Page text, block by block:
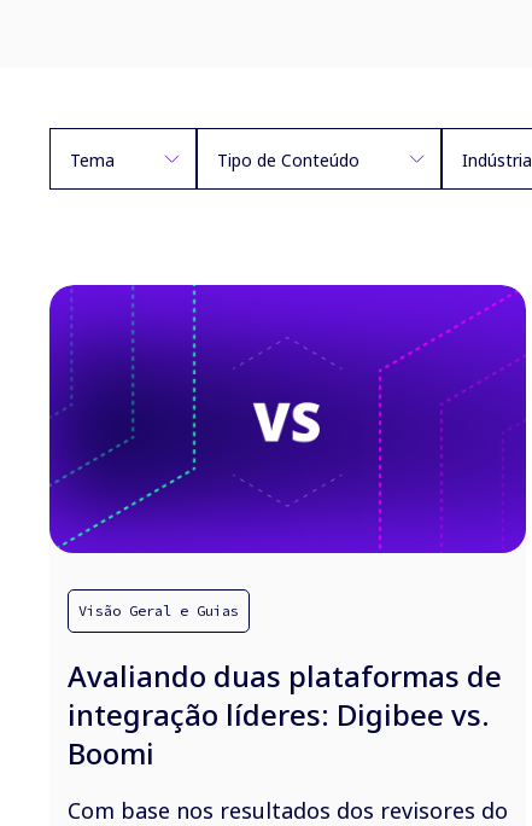
Tema Tipo de Conteúdo Indústria
Visão Geral e Guias
Avaliando duas plataformas de
integração líderes: Digibee vs.
Boomi
Com base nos resultados dos revisores do